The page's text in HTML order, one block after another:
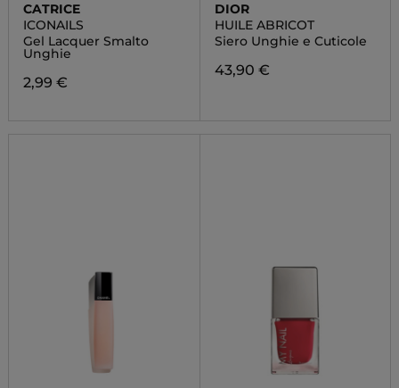
CATRICE
ICONAILS
Gel Lacquer Smalto
Unghie
2,99 €
DIOR
HUILE ABRICOT
Siero Unghie e Cuticole
43,90 €